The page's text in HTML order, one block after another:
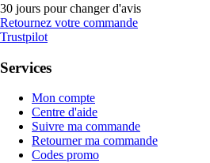
30 jours pour changer d'avis
Retournez votre commande
Trustpilot
Services
Mon compte
Centre d'aide
Suivre ma commande
Retourner ma commande
Codes promo